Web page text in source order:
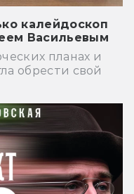
калейдоскоп
Васильевым
планах и
обрести свой